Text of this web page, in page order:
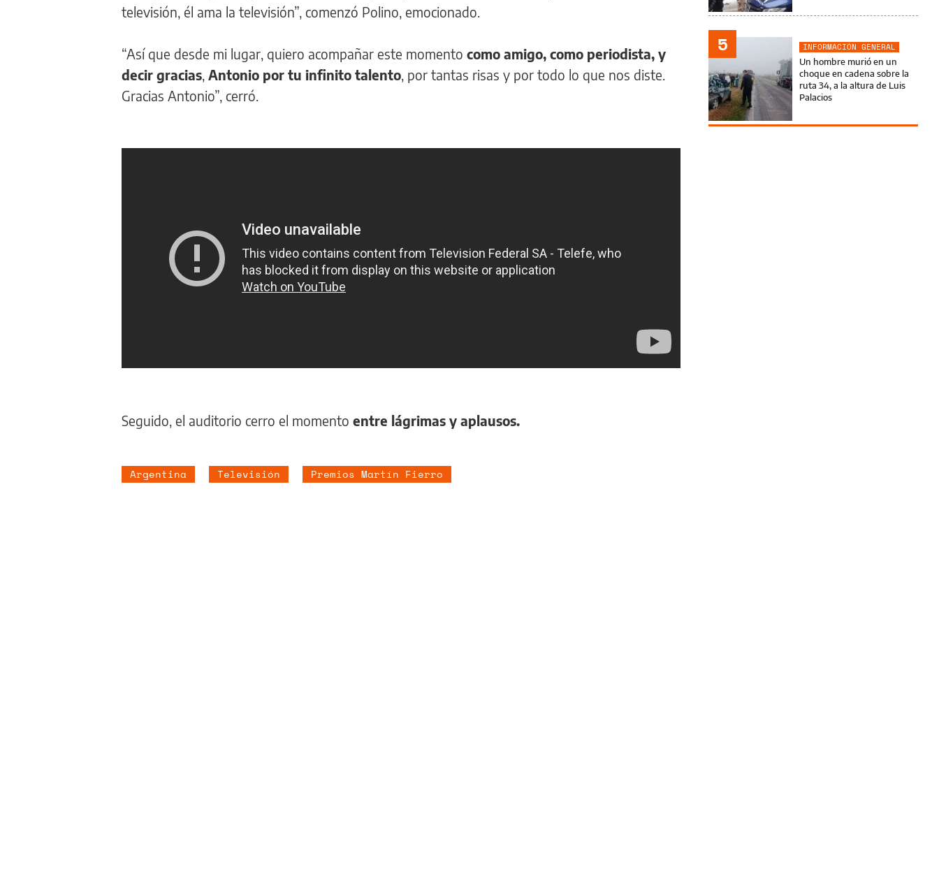
televisión, él ama la televisión”, comenzó Polino, emocionado.
“Así que desde mi lugar, quiero acompañar este momento como amigo, como periodista, y
decir gracias Antonio por tu infinito talento , por tantas risas y por todo lo que nos diste.
Gracias Antonio”, cerró.
Seguido, el auditorio cerro el momento entre lágrimas y aplausos.
Argentina Televisión Premios Martín Fierro
5
INFORMACIÓN GENERAL
Un hombre murió en un
choque en cadena sobre la
ruta 34, a la altura de Luis
Palacios